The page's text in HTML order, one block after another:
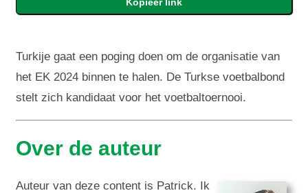
Turkije gaat een poging doen om de organisatie van
het EK 2024 binnen te halen. De Turkse voetbalbond
stelt zich kandidaat voor het voetbaltoernooi.
Over de auteur
Auteur van deze content is Patrick. Ik